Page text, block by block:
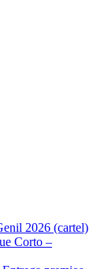
2026 (cartel)
Corto –